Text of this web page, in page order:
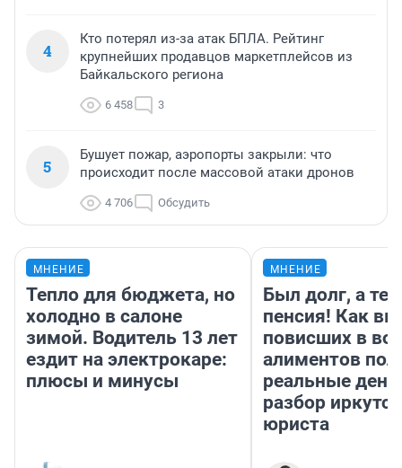
4
Кто потерял из-за атак БПЛА. Рейтинг
крупнейших продавцов маркетплейсов из
Байкальского региона
6 458 3
5
Бушует пожар, аэропорты закрыли: что
происходит после массовой атаки дронов
4 706 Обсудить
МНЕНИЕ
Тепло для бюджета, но
холодно в салоне
зимой. Водитель 13 лет
ездит на электрокаре:
плюсы и минусы
МНЕНИЕ
Был долг, а
пенсия! Как
повисших в
алиментов
реальные
разбор
юриста